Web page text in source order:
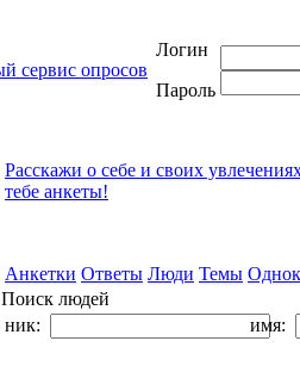
Логин
Пароль
Расскажи о себе и своих
тебе анкеты!
Анкетки Ответы Люди Темы
Поиск людей
ник:
имя: